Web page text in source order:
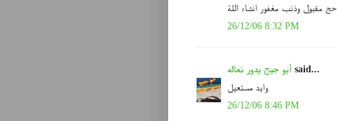
حج مقبول وذنب مغفور انشاء اللة
26/12/06 8:32 PM
أبو جيج يدور نعاله said...
وايد مستعيل
26/12/06 8:46 PM